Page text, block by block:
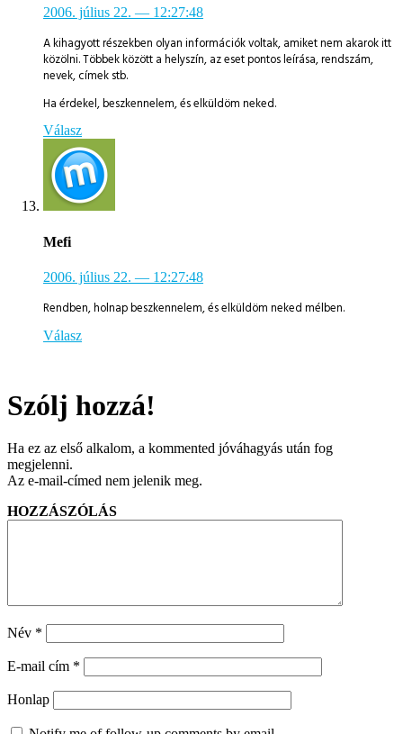
2006. július 22. — 12:27:48
A kihagyott részekben olyan információk voltak, amiket nem akarok itt
közölni. Többek között a helyszín, az eset pontos leírása, rendszám,
nevek, címek stb.
Ha érdekel, beszkennelem, és elküldöm neked.
Válasz
Mefi
2006. július 22. — 12:27:48
Rendben, holnap beszkennelem, és elküldöm neked mélben.
Válasz
Szólj hozzá!
Ha ez az első alkalom, a kommented jóváhagyás után fog
megjelenni.
Az e-mail-címed nem jelenik meg.
HOZZÁSZÓLÁS
Név *
E-mail cím *
Honlap